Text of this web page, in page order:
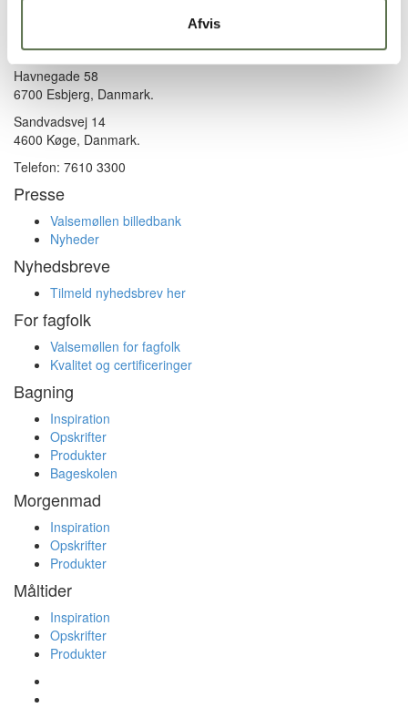
Afvis
Havnegade 58
6700 Esbjerg, Danmark.
Sandvadsvej 14
4600 Køge, Danmark.
Telefon: 7610 3300
Presse
Valsemøllen billedbank
Nyheder
Nyhedsbreve
Tilmeld nyhedsbrev her
For fagfolk
Valsemøllen for fagfolk
Kvalitet og certificeringer
Bagning
Inspiration
Opskrifter
Produkter
Bageskolen
Morgenmad
Inspiration
Opskrifter
Produkter
Måltider
Inspiration
Opskrifter
Produkter